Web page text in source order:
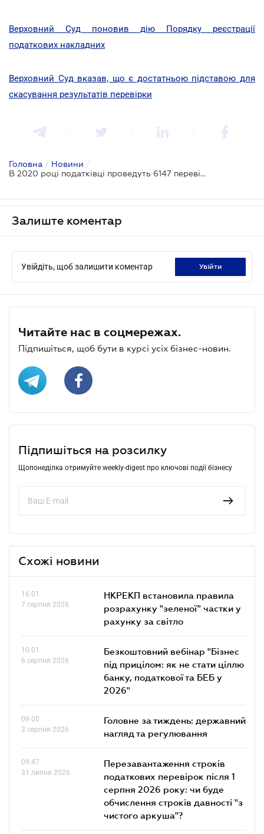
Верховний Суд поновив дію Порядку реєстрації
податкових накладних
Верховний Суд вказав, що є достатньою підставою для
скасування результатів перевірки
Головна / Новини /
В 2020 році податківці проведуть 6147 перевірок
Залиште коментар
Увійдіть, щоб залишити коментар увійти
Читайте нас в соцмережах.
Підпишіться, щоб бути в курсі усіх бізнес-новин.
Підпишіться на розсилку
Щопонеділка отримуйте weekly-digest про ключові події бізнесу
Схожі новини
16.01
7 серпня 2026
НКРЕКП встановила правила
розрахунку "зеленої" частки у
рахунку за світло
10.01
6 серпня 2026
Безкоштовний вебінар "Бізнес
під прицілом: як не стати ціллю
банку, податкової та БЕБ у
2026"
09.00
3 серпня 2026
Головне за тиждень: державний
нагляд та регулювання
09.47
31 липня 2026
Перезавантаження строків
податкових перевірок після 1
серпня 2026 року: чи буде
обчислення строків давності "з
чистого аркуша"?